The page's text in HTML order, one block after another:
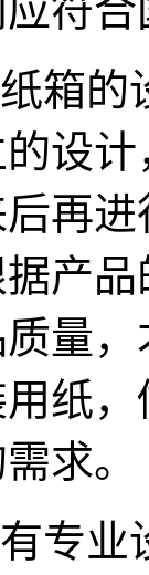
符
箱的
设
再
产
量
纸
求。
专